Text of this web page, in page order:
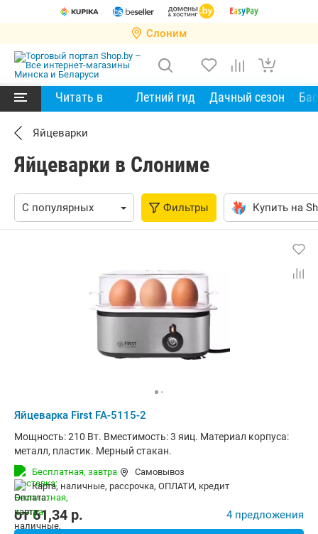
Слоним
Читать в Летний гид Дачный сезон
Яйцеварки
Яйцеварки в Слониме
Фильтры Купить на
Яйцеварка First FA-5115-2
Мощность: 210 Вт. Вместимость: 3 яиц. Материал корпуса:
металл, пластик. Мерный стакан.
Бесплатная, завтра
Самовывоз
карта, наличные, рассрочка, ОПЛАТИ, кредит
от61,34 p. 4 предложения